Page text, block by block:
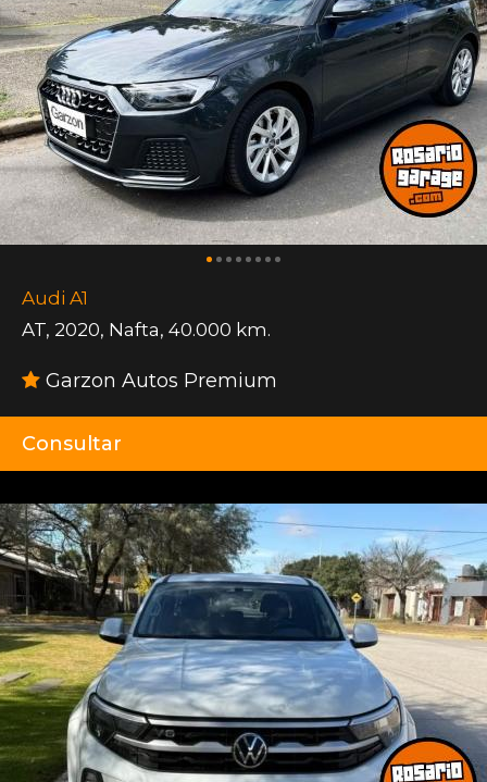
Audi A1
AT, 2020, Nafta, 40.000 km.
Garzon Autos Premium
Consultar